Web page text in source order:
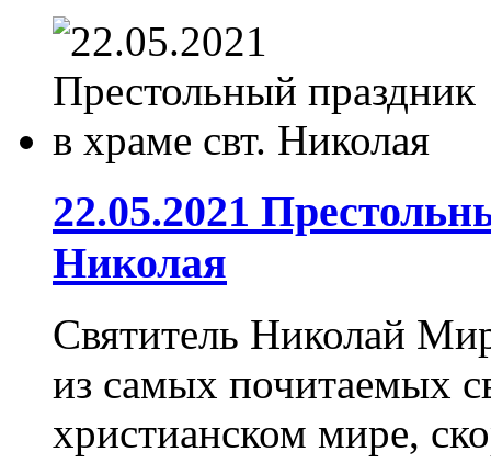
22.05.2021
Николая
Святитель Николай
из самых почитаемых
христианском мире,